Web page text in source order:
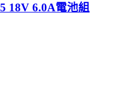
18V 6.0A電池組